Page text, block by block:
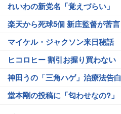
れいわの新党名「覚えづらい」
楽天から死球5個 新庄監督が苦言
マイケル・ジャクソン来日秘話
ヒコロヒー 割引お握り買わない
神田うの「三角ハゲ」治療法告白
堂本剛の投稿に「匂わせなの?」